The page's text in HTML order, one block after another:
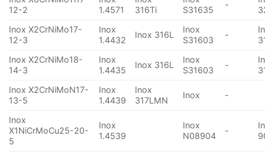
12-2
1.4571
316Ti
S31635
-
Inox X2CrNiMo17-
12-3
Inox
1.4432
Inox 316L
Inox
S31603
-
Inox X2CrNiMo18-
14-3
Inox
1.4435
Inox 316L
Inox
S31603
-
Inox X2CrNiMoN17-
13-5
Inox
1.4439
Inox
317LMN
Inox -
Inox
X1NiCrMoCu25-20-
5
Inox
1.4539
Inox
N08904
-